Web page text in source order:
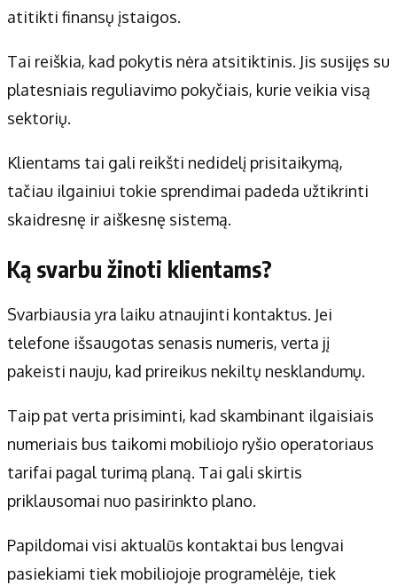
atitikti finansų įstaigos.
Tai reiškia, kad pokytis nėra atsitiktinis. Jis susijęs su
platesniais reguliavimo pokyčiais, kurie veikia visą
sektorių.
Klientams tai gali reikšti nedidelį prisitaikymą,
tačiau ilgainiui tokie sprendimai padeda užtikrinti
skaidresnę ir aiškesnę sistemą.
Ką svarbu žinoti klientams?
Svarbiausia yra laiku atnaujinti kontaktus. Jei
telefone išsaugotas senasis numeris, verta jį
pakeisti nauju, kad prireikus nekiltų nesklandumų.
Taip pat verta prisiminti, kad skambinant ilgaisiais
numeriais bus taikomi mobiliojo ryšio operatoriaus
tarifai pagal turimą planą. Tai gali skirtis
priklausomai nuo pasirinkto plano.
Papildomai visi aktualūs kontaktai bus lengvai
pasiekiami tiek mobiliojoje programėlėje, tiek